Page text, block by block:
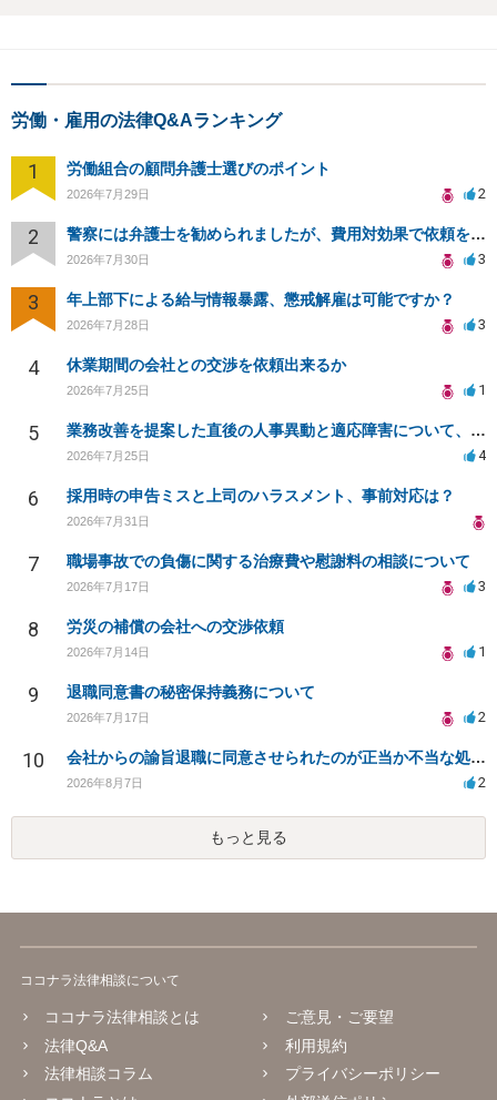
労働・雇用の法律Q&Aランキング
1 労働組合の顧問弁護士選びのポイント
2026年7月29日 2
2 警察には弁護士を勧められましたが、費用対効果で依頼をすることを躊躇しています。
2026年7月30日 3
3 年上部下による給与情報暴露、懲戒解雇は可能ですか？
2026年7月28日 3
4 休業期間の会社との交渉を依頼出来るか
2026年7月25日 1
5 業務改善を提案した直後の人事異動と適応障害について、法的に問題があるか相談したいです。
2026年7月25日 4
6 採用時の申告ミスと上司のハラスメント、事前対応は？
2026年7月31日
7 職場事故での負傷に関する治療費や慰謝料の相談について
2026年7月17日 3
8 労災の補償の会社への交渉依頼
2026年7月14日 1
9 退職同意書の秘密保持義務について
2026年7月17日 2
10 会社からの諭旨退職に同意させられたのが正当か不当な処分かどうか教えてほしい
2026年8月7日 2
もっと見る
ココナラ法律相談について
ココナラ法律相談とは
法律Q&A
法律相談コラム
ご意見・ご要望
利用規約
プライバシーポリシー